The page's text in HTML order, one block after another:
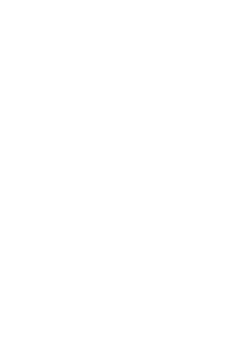
i
din organisation styrs av
modern,
information som delas
skydd för
till en